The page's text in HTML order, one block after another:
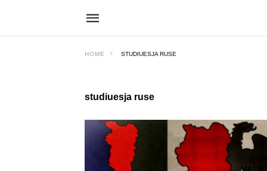
HOME STUDIUESJA RUSE
studiuesja ruse